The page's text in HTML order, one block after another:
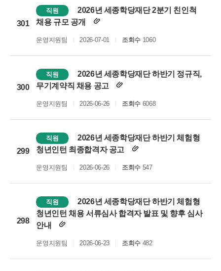
301
직원
2026년 세종학당재단 2분기 친인척
채용 규모 공개
운영지원팀 2026-07-01 조회수1060
300
직원
2026년 세종학당재단 하반기 정규직,
무기계약직 채용 공고
운영지원팀 2026-06-26 조회수6068
299
직원
2026년 세종학당재단 하반기 체험형
청년인턴 최종합격자 공고
운영지원팀 2026-06-26 조회수547
298
직원
2026년 세종학당재단 하반기 체험형
청년인턴 채용 서류심사 합격자 발표 및 향후 심사
안내
운영지원팀 2026-06-23 조회수482